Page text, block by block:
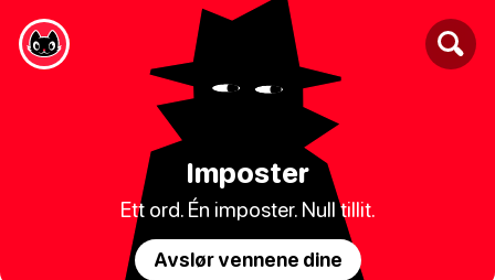
Imposter
Ett ord. Én imposter. Null tillit.
Avslør vennene dine